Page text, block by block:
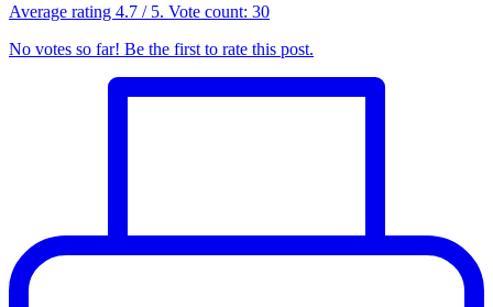
Average rating 4.7 / 5. Vote count: 30
No votes so far! Be the first to rate this post.